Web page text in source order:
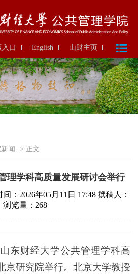
山财主页
English
入口
闻 > 正文
理学科高质量发展研讨会举行
间：2026年05月11日 17:48 撰稿人：
浏览量： 268
东财经大学公共管理学科高
京研究院举行。北京大学教授